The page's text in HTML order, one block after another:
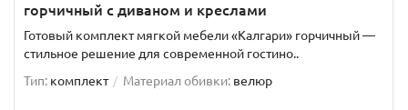
горчичный с диваном и креслами
Готовый комплект мягкой мебели «Калгари» горчичный —
стильное решение для современной гостино..
Тип: комплект Материал обивки: велюр